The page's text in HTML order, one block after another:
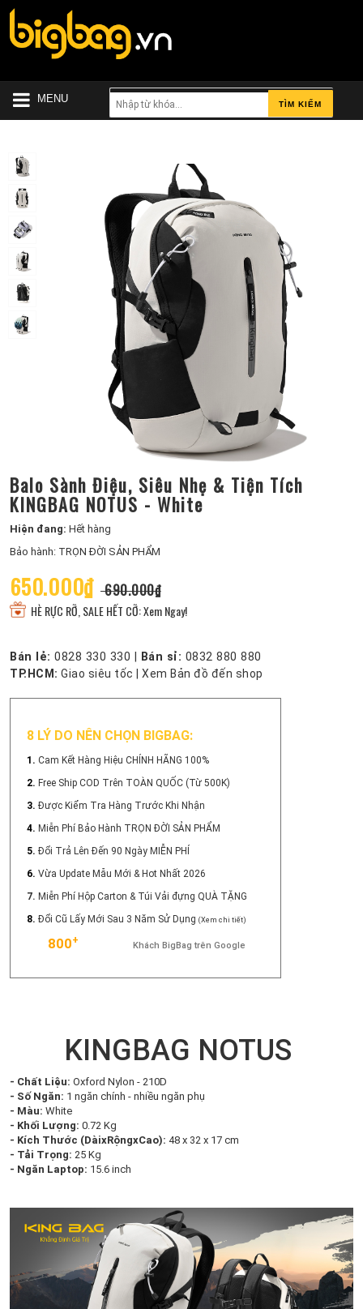
MENU TÌM KIẾM
Balo Sành Điệu, Siêu Nhẹ & Tiện Tích
KINGBAG NOTUS - White
Hiện đang: Hết hàng
Bảo hành: TRỌN ĐỜI SẢN PHẨM
650.000₫ 690.000₫
HÈ RỰC RỠ, SALE HẾT CỠ: Xem Ngay!
Bán lẻ: 0828 330 330 Bán sỉ: 0832 880 880
TP.HCM: Giao siêu tốc Xem Bản đồ đến shop
8 LÝ DO NÊN CHỌN BIGBAG:
1. Cam Kết Hàng Hiệu CHÍNH HÃNG 100%
2. Free Ship COD Trên TOÀN QUỐC (Từ 500K)
3. Được Kiểm Tra Hàng Trước Khi Nhận
4. Miễn Phí Bảo Hành TRỌN ĐỜI SẢN PHẨM
5. Đổi Trả Lên Đến 90 Ngày MIỄN PHÍ
6. Vừa Update Mẫu Mới & Hot Nhất 2026
7. Miễn Phí Hộp Carton & Túi Vải đựng QUÀ TẶNG
8. Đổi Cũ Lấy Mới Sau 3 Năm Sử Dụng (Xem chi tiết)
800+ Khách BigBag trên Google
KINGBAG NOTUS
- Chất Liệu: Oxford Nylon - 210D
- Số Ngăn: 1 ngăn chính - nhiều ngăn phụ
- Màu: White
- Khối Lượng: 0.72 Kg
- Kích Thước (DàixRộngxCao): 48 x 32 x 17 cm
- Tải Trọng: 25 Kg
- Ngăn Laptop: 15.6 inch